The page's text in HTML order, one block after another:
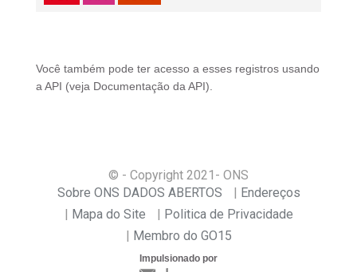
Você também pode ter acesso a esses registros usando
a API (veja Documentação da API ).
© - Copyright 2021 - ONS
Sobre ONS DADOS ABERTOS
Endereços
Mapa do Site
Politica de Privacidade
Membro do GO15
Impulsionado por